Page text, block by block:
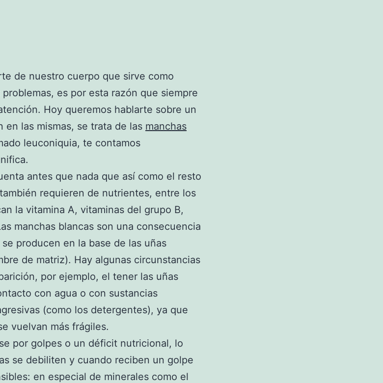
de nuestro cuerpo que sirve como
es por esta razón que siempre
Hoy queremos hablarte sobre un
en las mismas, se trata de las manchas
leuconiquia, te contamos
antes que nada que así como el resto
requieren de nutrientes, entre los
la vitamina A, vitaminas del grupo B,
manchas blancas son una consecuencia
producen en la base de las uñas
de matriz). Hay algunas circunstancias
por ejemplo, el tener las uñas
con agua o con sustancias
(como los detergentes), ya que
vuelvan más frágiles.
por golpes o un déficit nutricional, lo
se debiliten y cuando reciben un golpe
en especial de minerales como el